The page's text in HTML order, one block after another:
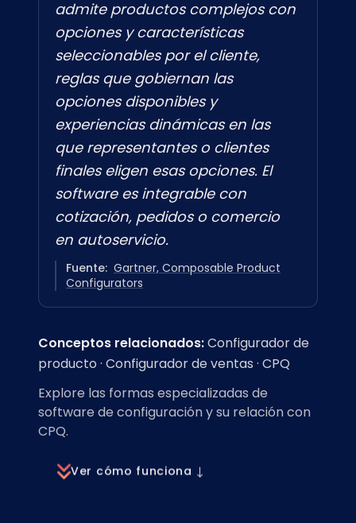
admite productos complejos con
opciones y características
seleccionables por el cliente,
reglas que gobiernan las
opciones disponibles y
experiencias dinámicas en las
que representantes o clientes
finales eligen esas opciones. El
software es integrable con
cotización, pedidos o comercio
en autoservicio.
Fuente: Gartner, Composable Product
Configurators
Conceptos relacionados:Configurador de
producto · Configurador de ventas · CPQ
Explore las formas especializadas de
software de configuración y su relación con
CPQ.
Ver cómo funciona ↓